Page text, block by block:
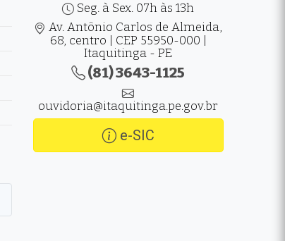
Seg. à Sex. 07h às 13h
Av. Antônio Carlos de Almeida,
68, centro | CEP 55950-000 |
Itaquitinga - PE
(81) 3643-1125
ouvidoria@itaquitinga.pe.gov.br
e-SIC